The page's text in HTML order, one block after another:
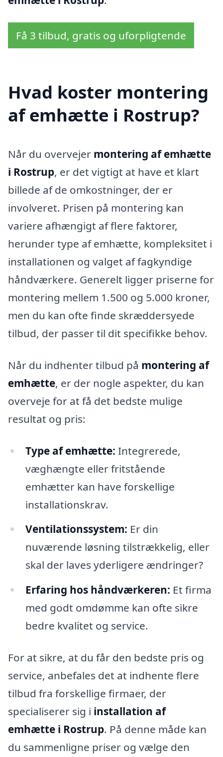
Få 3 tilbud, gratis og uforpligtende
Hvad koster montering
af emhætte i Rostrup?
Når du overvejer montering af emhætte
i Rostrup, er det vigtigt at have et klart
billede af de omkostninger, der er
involveret. Prisen på montering kan
variere afhængigt af flere faktorer,
herunder type af emhætte, kompleksitet i
installationen og valget af fagkyndige
håndværkere. Generelt ligger priserne for
montering mellem 1.500 og 5.000 kroner,
men du kan ofte finde skræddersyede
tilbud, der passer til dit specifikke behov.
Når du indhenter tilbud på montering af
emhætte, er der nogle aspekter, du kan
overveje for at få det bedste mulige
resultat og pris:
Type af emhætte: Integrerede,
væghængte eller fritstående
emhætter kan have forskellige
installationskrav.
Ventilationssystem: Er din
nuværende løsning tilstrækkelig, eller
skal der laves yderligere ændringer?
Erfaring hos håndværkeren: Et firma
med godt omdømme kan ofte sikre
bedre kvalitet og service.
For at sikre, at du får den bedste pris og
service, anbefales det at indhente flere
tilbud fra forskellige firmaer, der
specialiserer sig i installation af
emhætte i Rostrup. På denne måde kan
du sammenligne priser og vælge den